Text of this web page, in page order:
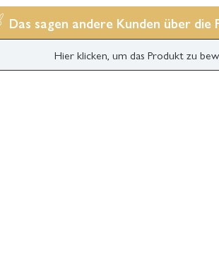
Das sagen andere Kunden über die
Hier klicken, um das Produkt zu